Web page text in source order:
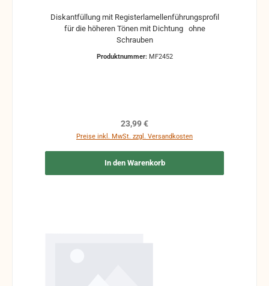
Diskantfüllung mit Registerlamellenführungsprofil
für die höheren Tönen mit Dichtung ohne
Schrauben
Produktnummer: MF2452
Regulärer Preis:
23,99 €
Preise inkl. MwSt. zzgl. Versandkosten
In den Warenkorb